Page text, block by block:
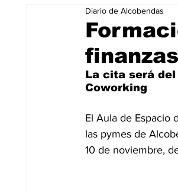
Salud y bienestar
La verdad detrás de la
Diario de Alcobendas
La cita será
Coworking
El Aula de Espacio
las pymes de
10 de noviembre,